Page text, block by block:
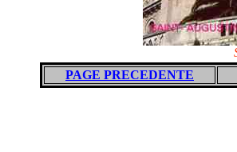
PAGE PRECEDENTE